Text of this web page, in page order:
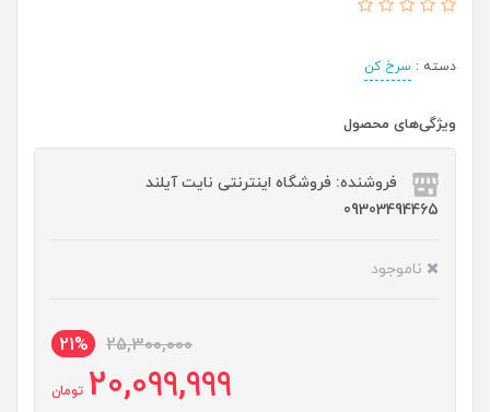
دسته : سرخ کن
ویژگی‌های محصول
فروشنده: فروشگاه اینترنتی نایت آیلند
09303494465
ناموجود
25,300,000
21%
20,099,999 تومان